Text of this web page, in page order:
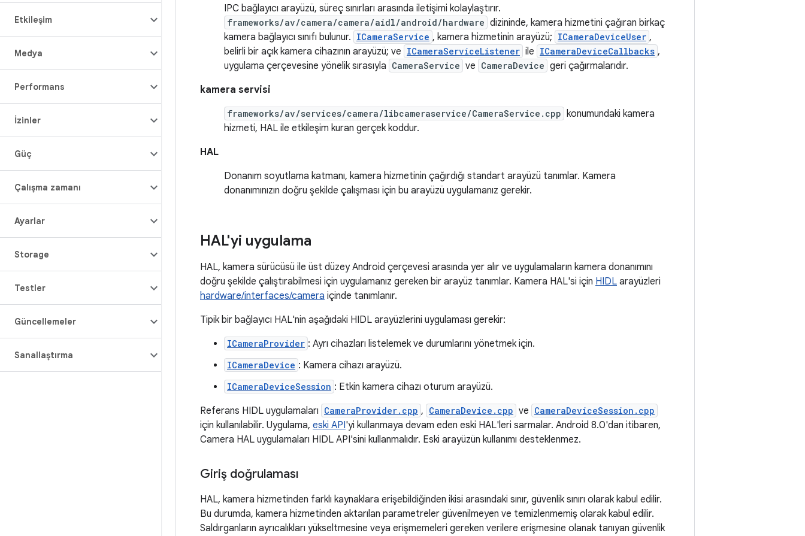
Etkileşim
Medya
Performans
İzinler
Güç
Çalışma zamanı
Ayarlar
Storage
Testler
Güncellemeler
Sanallaştırma
IPC bağlayıcı arayüzü, süreç sınırları arasında iletişimi kolaylaştırır.
frameworks/av/camera/camera/aidl/android/hardware dizininde, kamera hizmetini çağıran birkaç
kamera bağlayıcı sınıfı bulunur. ICameraService , kamera hizmetinin arayüzü; ICameraDeviceUser ,
belirli bir açık kamera cihazının arayüzü; ve ICameraServiceListener ile ICameraDeviceCallbacks ,
uygulama çerçevesine yönelik sırasıyla CameraService ve CameraDevice geri çağırmalarıdır.
kamera servisi
frameworks/av/services/camera/libcameraservice/CameraService.cpp konumundaki kamera
hizmeti, HAL ile etkileşim kuran gerçek koddur.
HAL
Donanım soyutlama katmanı, kamera hizmetinin çağırdığı standart arayüzü tanımlar. Kamera
donanımınızın doğru şekilde çalışması için bu arayüzü uygulamanız gerekir.
HAL'yi uygulama
HAL, kamera sürücüsü ile üst düzey Android çerçevesi arasında yer alır ve uygulamaların kamera donanımını
doğru şekilde çalıştırabilmesi için uygulamanız gereken bir arayüz tanımlar. Kamera HAL'si için HIDL arayüzleri
hardware/interfaces/camera içinde tanımlanır.
Tipik bir bağlayıcı HAL'nin aşağıdaki HIDL arayüzlerini uygulaması gerekir:
ICameraProvider : Ayrı cihazları listelemek ve durumlarını yönetmek için.
ICameraDevice : Kamera cihazı arayüzü.
ICameraDeviceSession : Etkin kamera cihazı oturum arayüzü.
Referans HIDL uygulamaları CameraProvider.cpp , CameraDevice.cpp ve CameraDeviceSession.cpp
için kullanılabilir. Uygulama, eski API'yi kullanmaya devam eden eski HAL'leri sarmalar. Android 8.0'dan itibaren,
Camera HAL uygulamaları HIDL API'sini kullanmalıdır. Eski arayüzün kullanımı desteklenmez.
Giriş doğrulaması
HAL, kamera hizmetinden farklı kaynaklara erişebildiğinden ikisi arasındaki sınır, güvenlik sınırı olarak kabul edilir.
Bu durumda, kamera hizmetinden aktarılan parametreler güvenilmeyen ve temizlenmemiş olarak kabul edilir.
Saldırganların ayrıcalıkları yükseltmesine veya erişmemeleri gereken verilere erişmesine olanak tanıyan güvenlik